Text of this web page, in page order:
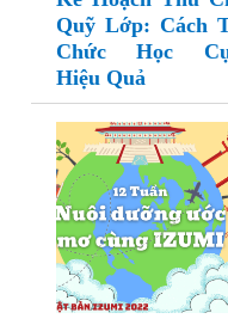
Quỹ Lớp: Cách
Chức Học
Hiệu Quả